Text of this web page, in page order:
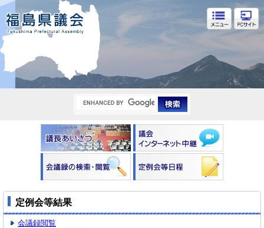
福島県議会
定例会等結果
会議録閲覧